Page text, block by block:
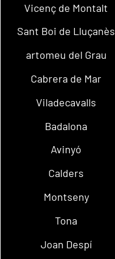
Vicenç de Montalt
Sant Boi de Lluçanès
artomeu del Grau
Cabrera de Mar
Viladecavalls
Badalona
Avinyó
Calders
Montseny
Tona
Joan Despí